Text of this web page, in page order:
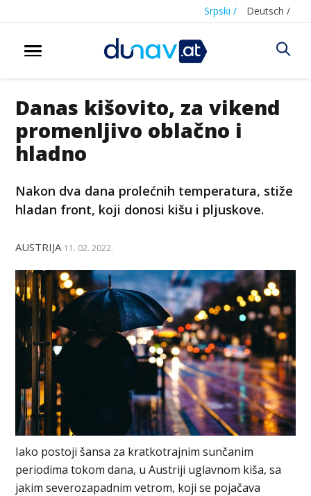
Srpski / Deutsch /
Danas kišovito, za vikend
promenljivo oblačno i
hladno
Nakon dva dana prolećnih temperatura, stiže
hladan front, koji donosi kišu i pljuskove.
AUSTRIJA 11. 02. 2022.
Iako postoji šansa za kratkotrajnim sunčanim
periodima tokom dana, u Austriji uglavnom kiša, sa
jakim severozapadnim vetrom, koji se pojačava